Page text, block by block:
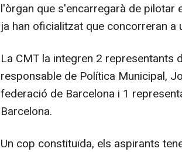
l'òrgan que s'encarregarà de pilotar
ja han oficialitzat que concorreran a
La CMT la integren 2 representants
responsable de Política Municipal,
federació de Barcelona i 1
Barcelona.
Un cop constituïda, els aspirants